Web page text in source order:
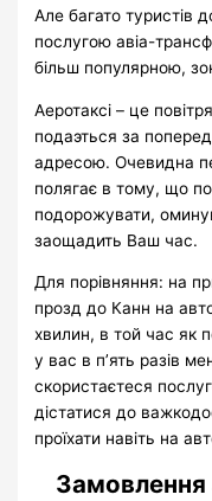
Але багато туристів
послугою авіа-
більш популярною,
Аеротаксі – це
подаэться за
адресою.Очевидна
полягає в тому, що
подорожувати,
заощадить Ваш час.
Для порівняння: на
прозд до Канн на
хвилин, в той час як
у вас в п’ять разів
скористаєтеся
дістатися до
проїхати навіть на
Замовлення